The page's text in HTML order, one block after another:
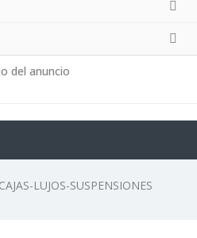
del anuncio
LUJOS-SUSPENSIONES